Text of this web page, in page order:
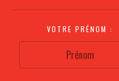
VOTRE PRÉNOM :